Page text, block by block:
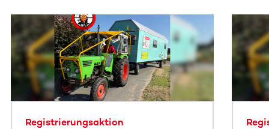
Dieser Bereich enthält horizontal scrollbare Inhalte.
Registrierungsaktion